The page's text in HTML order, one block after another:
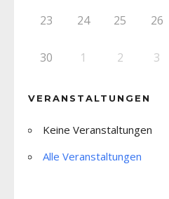
23 24 25 26
30 1 2 3
VERANSTALTUNGEN
Keine Veranstaltungen
Alle Veranstaltungen